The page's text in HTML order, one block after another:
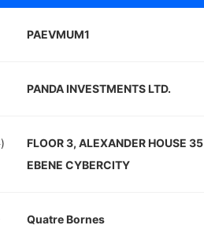
PAEVMUM1
PANDA INVESTMENTS LTD.
FLOOR 3, ALEXANDER HOUSE 35
EBENE CYBERCITY
Quatre Bornes